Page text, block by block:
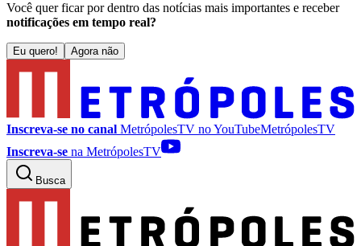
Você quer ficar por dentro das notícias mais importantes e receber
notificações em tempo real?
Eu quero! Agora não
Inscreva-se no canal MetrópolesTV noYouTubeMetrópolesTV
Inscreva-se na MetrópolesTV
Busca